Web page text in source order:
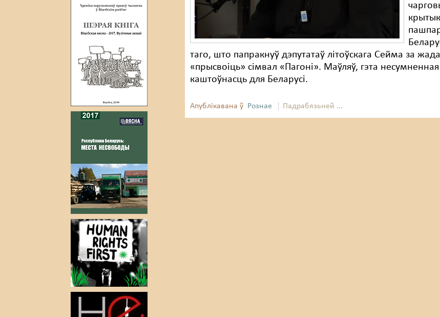
таго, што папракнуў дэпутатаў літоўскага Сейма за
«прысвоіць» сімвал «Пагоні». Маўляў, гэта несумненная
каштоўнасць для Беларусі.
Апублікавана ў Рознае Падрабязьней ...